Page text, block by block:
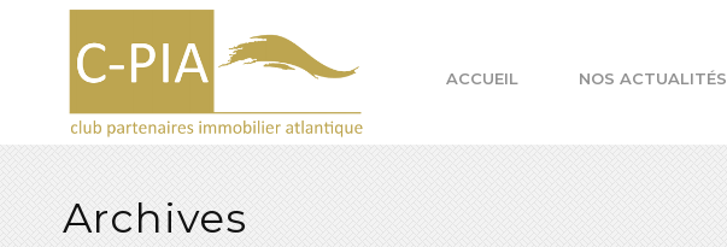
ACCUEIL NOS ACTUALITÉS
Archives